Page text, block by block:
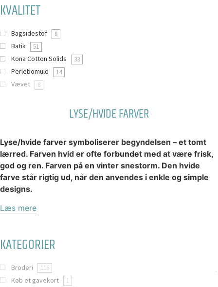
KVALITET
Bagsidestof 8
Batik 51
Kona Cotton Solids 33
Perlebomuld 14
Vævet 8
LYSE/HVIDE FARVER
Lyse/hvide farver symboliserer begyndelsen – et tomt
lærred. Farven hvid er ofte forbundet med at være frisk,
god og ren. Farven på en vinter snestorm. Den hvide
farve står rigtig ud, når den anvendes i enkle og simple
designs.
Læs mere
KATEGORIER
Broderi 116
Køb et gavekort 1